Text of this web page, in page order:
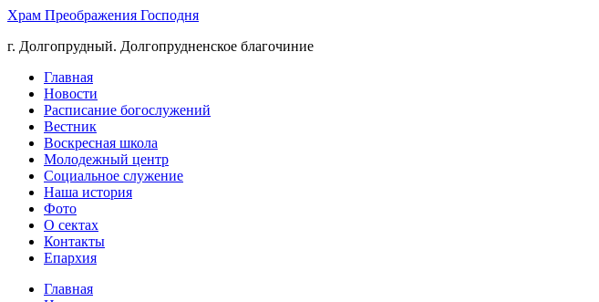
Храм Преображения Господня
г. Долгопрудный. Долгопрудненское благочиние
Главная
Новости
Расписание богослужений
Вестник
Воскресная школа
Молодежный центр
Социальное служение
Наша история
Фото
О сектах
Контакты
Епархия
Главная